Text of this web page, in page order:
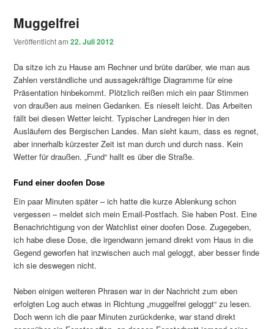
Muggelfrei
Veröffentlicht am22. Juli 2012
Da sitze ich zu Hause am Rechner und brüte darüber, wie man aus
Zahlen verständliche und aussagekräftige Diagramme für eine
Präsentation hinbekommt. Plötzlich reißen mich ein paar Stimmen
von draußen aus meinen Gedanken. Es nieselt leicht. Das Arbeiten
fällt bei diesen Wetter leicht. Typischer Landregen hier in den
Ausläufern des Bergischen Landes. Man sieht kaum, dass es regnet,
aber innerhalb kürzester Zeit ist man durch und durch nass. Kein
Wetter für draußen. „Fund“ hallt es über die Straße.
Fund einer doofen Dose
Ein paar Minuten später – ich hatte die kurze Ablenkung schon
vergessen – meldet sich mein Email-Postfach. Sie haben Post. Eine
Benachrichtigung von der Watchlist einer doofen Dose. Zugegeben,
ich habe diese Dose, die irgendwann jemand direkt vom Haus in die
Gegend geworfen hat inzwischen auch mal geloggt, aber besser finde
ich sie deswegen nicht.
Neben einigen weiteren Phrasen war in der Nachricht zum eben
erfolgten Log auch etwas in Richtung „muggelfrei geloggt“ zu lesen.
Doch wenn ich die paar Minuten zurückdenke, war stand direkt